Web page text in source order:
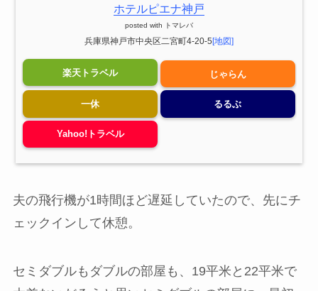
ホテルピエナ神戸
posted with トマレバ
兵庫県神戸市中央区二宮町4-20-5 [地図]
楽天トラベル じゃらん
一休 るるぶ
Yahoo!トラベル
夫の飛行機が1時間ほど遅延していたので、先にチ
ェックインして休憩。
セミダブルもダブルの部屋も、19平米と22平米で